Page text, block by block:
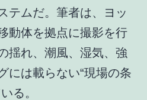
テムだ。筆者は、ヨッ
動体を拠点に撮影を行
揺れ、潮風、湿気、強
には載らない“現場の条
る。